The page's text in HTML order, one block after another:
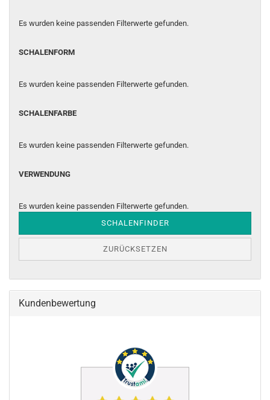
Es wurden keine passenden Filterwerte gefunden.
SCHALENFORM
SCHALENFORM
Es wurden keine passenden Filterwerte gefunden.
SCHALENFARBE
SCHALENFARBE
Es wurden keine passenden Filterwerte gefunden.
VERWENDUNG
VERWENDUNG
Es wurden keine passenden Filterwerte gefunden.
SCHALENFINDER
ZURÜCKSETZEN
Kundenbewertung